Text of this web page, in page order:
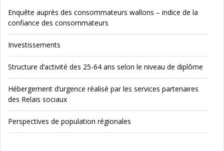
Enquête auprès des consommateurs wallons – indice de la
confiance des consommateurs
Investissements
Structure d’activité des 25-64 ans selon le niveau de diplôme
Hébergement d’urgence réalisé par les services partenaires
des Relais sociaux
Perspectives de population régionales